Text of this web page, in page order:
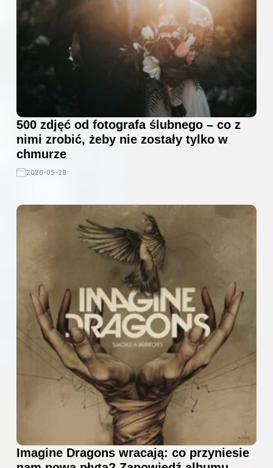
500 zdjęć od fotografa ślubnego – co z
nimi zrobić, żeby nie zostały tylko w
chmurze
2026-05-28
Imagine Dragons wracają: co przyniesie